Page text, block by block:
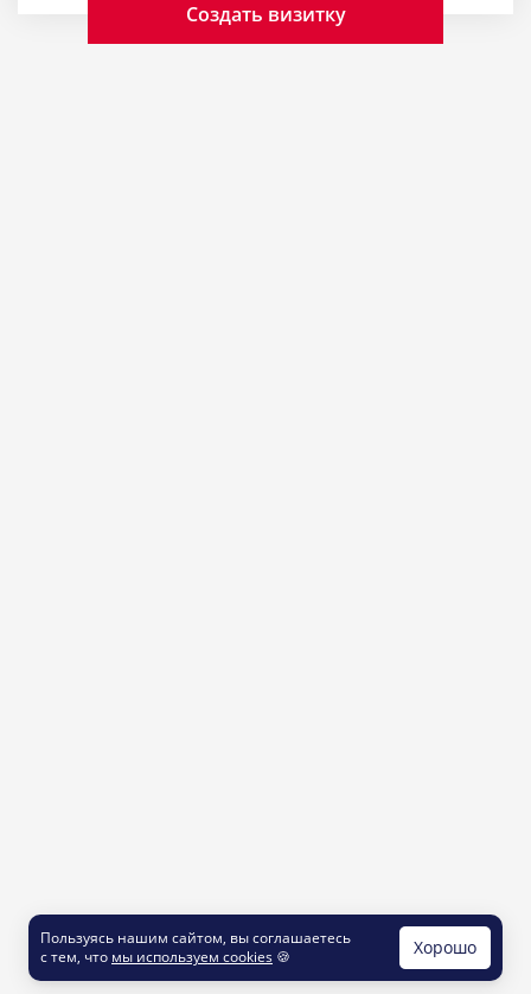
Создать визитку
Пользуясь нашим сайтом, вы соглашаетесь
с тем, что мы используем cookies 🍪 Хорошо